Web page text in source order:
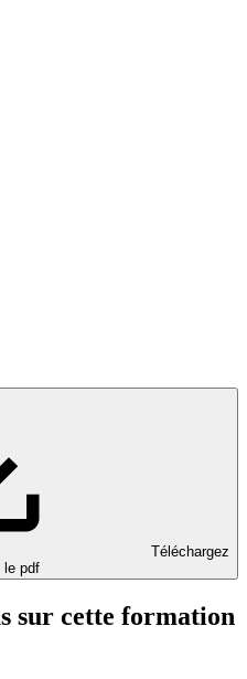
Téléchargez
le pdf
sur cette formation